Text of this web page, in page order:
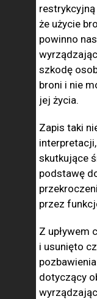
restrykcyjną
że użycie
powinno
szkodę
broni i nie
jej życia.
Zapis taki
skutkujące
podstawę
przez
Z upływem
i usunięto
dotyczący